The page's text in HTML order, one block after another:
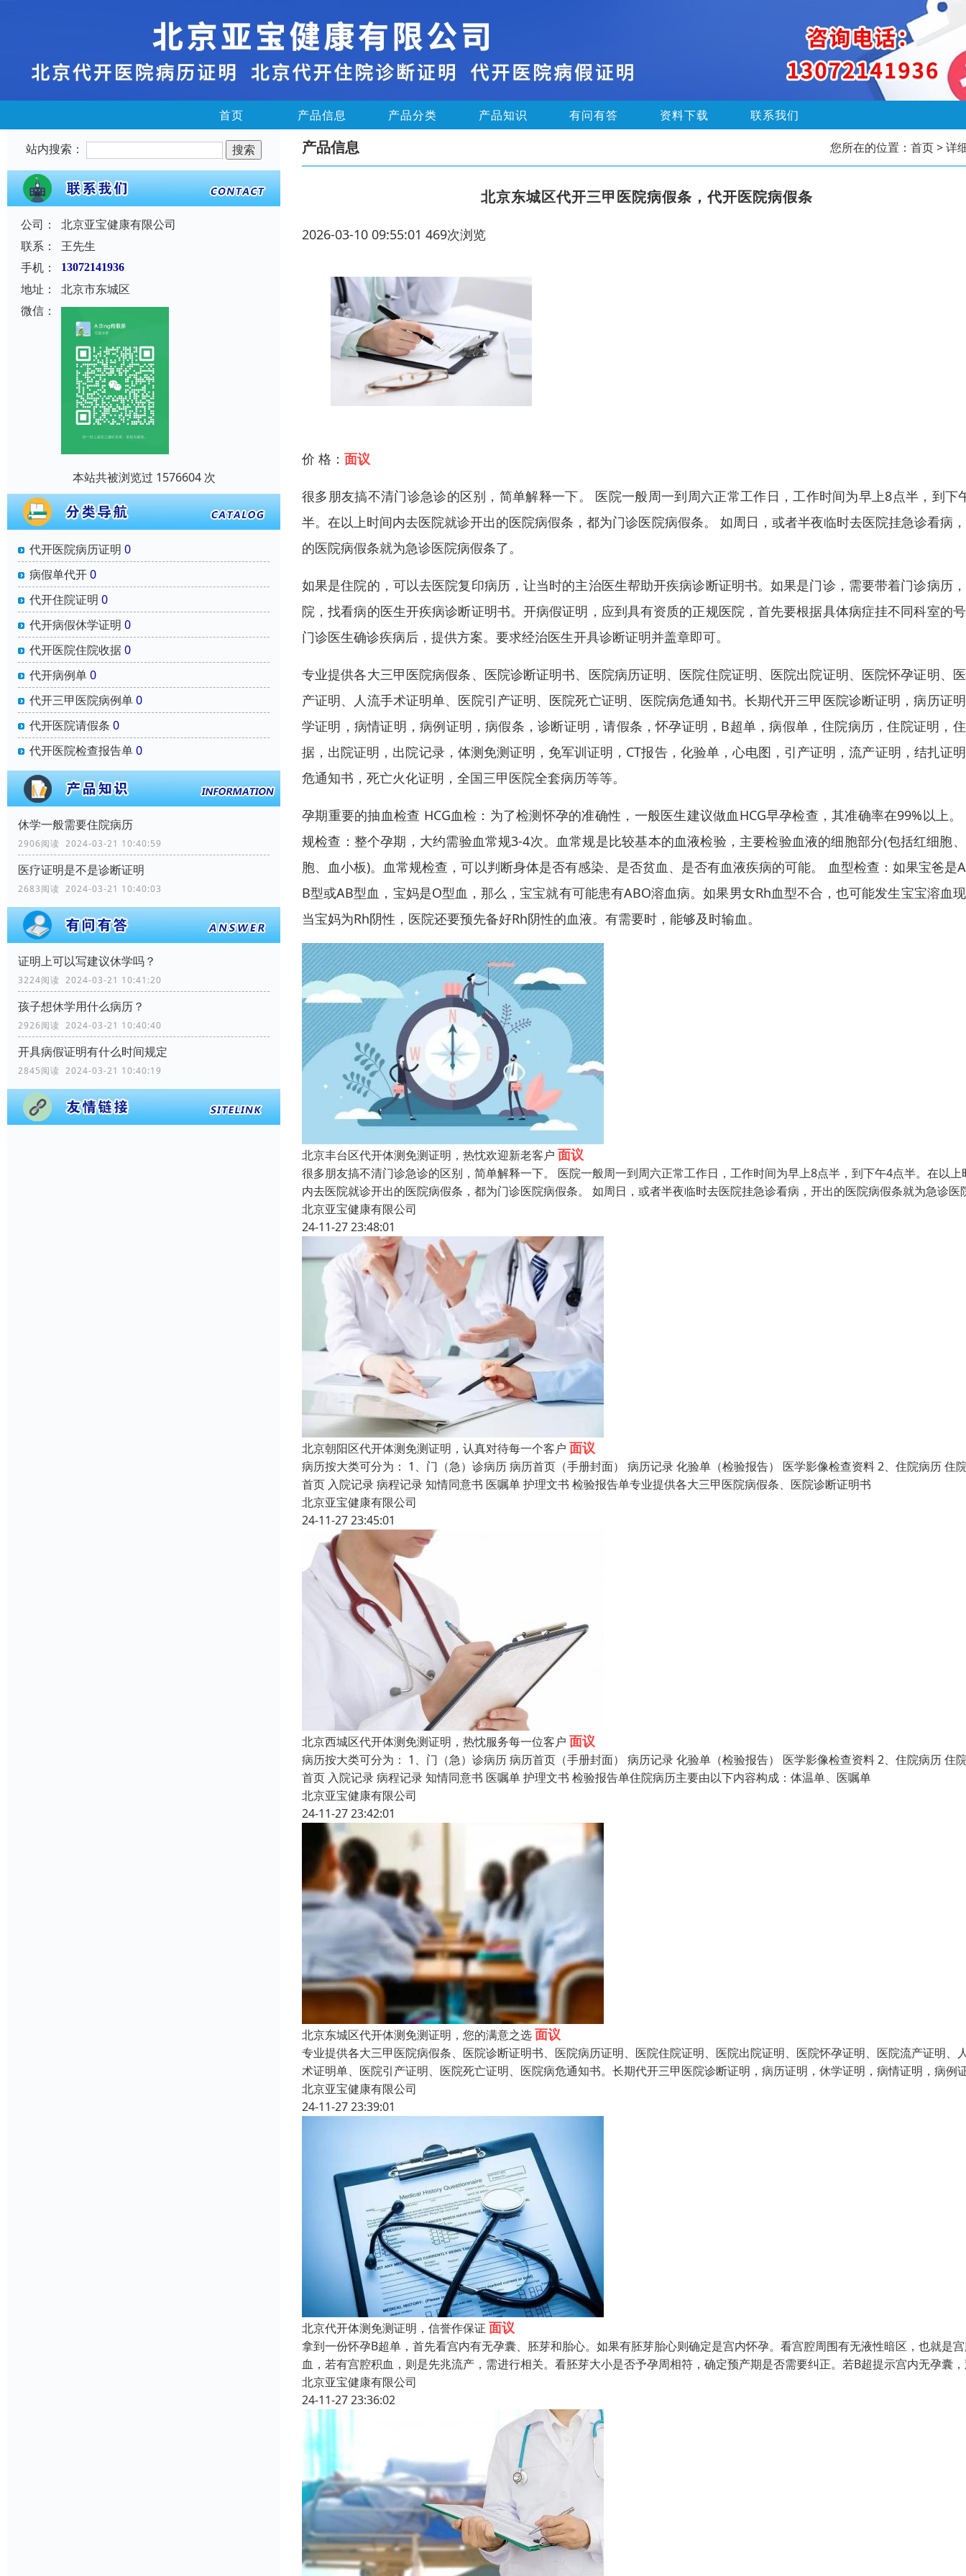
首页 产品信息 产品分类 产品知识 有问有答 资料下载 联系我们
站内搜索：
公司：
北京亚宝健康有限公司
联系：
王先生
手机：
13072141936
地址：
北京市东城区
微信：
本站共被浏览过 1576604 次
代开医院病历证明 0
病假单代开0
代开住院证明 0
代开病假休学证明 0
代开医院住院收据0
代开病例单0
代开三甲医院病例单0
代开医院请假条 0
代开医院检查报告单0
休学一般需要住院病历
2906阅读 2024-03-21 10:40:59
医疗证明是不是诊断证明
2683阅读 2024-03-21 10:40:03
证明上可以写建议休学吗？
3224阅读 2024-03-21 10:41:20
孩子想休学用什么病历？
2926阅读 2024-03-21 10:40:40
开具病假证明有什么时间规定
2845阅读 2024-03-21 10:40:19
产品信息 您所在的位置： 首页> 详
北京东城区代开三甲医院病假条，代开医院病假条
2026-03-10 09:55:01 469次浏览
价 格： 面议
很多朋友搞不清门诊急诊的区别，简单解释一下。 医院一般周一到周六正常工作日，工作时间为早上8点半，到下
半。在以上时间内去医院就诊开出的医院病假条，都为门诊医院病假条。 如周日，或者半夜临时去医院挂急诊看病
的医院病假条就为急诊医院病假条了。
如果是住院的，可以去医院复印病历，让当时的主治医生帮助开疾病诊断证明书。如果是门诊，需要带着门诊病历
院，找看病的医生开疾病诊断证明书。开病假证明，应到具有资质的正规医院，首先要根据具体病症挂不同科室的
门诊医生确诊疾病后，提供方案。要求经治医生开具诊断证明并盖章即可。
专业提供各大三甲医院病假条、医院诊断证明书、医院病历证明、医院住院证明、医院出院证明、医院怀孕证明、
产证明、人流手术证明单、医院引产证明、医院死亡证明、医院病危通知书。长期代开三甲医院诊断证明，病历证
学证明，病情证明，病例证明，病假条，诊断证明，请假条，怀孕证明，B超单，病假单，住院病历，住院证明，
据，出院证明，出院记录，体测免测证明，免军训证明，CT报告，化验单，心电图，引产证明，流产证明，结扎证
危通知书，死亡火化证明，全国三甲医院全套病历等等。
孕期重要的抽血检查 HCG血检：为了检测怀孕的准确性，一般医生建议做血HCG早孕检查，其准确率在99%以上。
规检查：整个孕期，大约需验血常规3-4次。血常规是比较基本的血液检验，主要检验血液的细胞部分(包括红细胞
胞、血小板)。血常规检查，可以判断身体是否有感染、是否贫血、是否有血液疾病的可能。 血型检查：如果宝爸是
B型或AB型血，宝妈是O型血，那么，宝宝就有可能患有ABO溶血病。如果男女Rh血型不合，也可能发生宝宝溶血
当宝妈为Rh阴性，医院还要预先备好Rh阴性的血液。有需要时，能够及时输血。
北京丰台区代开体测免测证明，热忱欢迎新老客户 面议
很多朋友搞不清门诊急诊的区别，简单解释一下。 医院一般周一到周六正常工作日，工作时间为早上8点半，到下午4点半。在以上
内去医院就诊开出的医院病假条，都为门诊医院病假条。 如周日，或者半夜临时去医院挂急诊看病，开出的医院病假条就为急诊医
北京亚宝健康有限公司
24-11-27 23:48:01
北京朝阳区代开体测免测证明，认真对待每一个客户 面议
病历按大类可分为： 1、门（急）诊病历 病历首页（手册封面） 病历记录 化验单（检验报告） 医学影像检查资料 2、住院病历 住
首页 入院记录 病程记录 知情同意书 医嘱单 护理文书 检验报告单专业提供各大三甲医院病假条、医院诊断证明书
北京亚宝健康有限公司
24-11-27 23:45:01
北京西城区代开体测免测证明，热忱服务每一位客户 面议
病历按大类可分为： 1、门（急）诊病历 病历首页（手册封面） 病历记录 化验单（检验报告） 医学影像检查资料 2、住院病历 住
首页 入院记录 病程记录 知情同意书 医嘱单 护理文书 检验报告单住院病历主要由以下内容构成：体温单、医嘱单
北京亚宝健康有限公司
24-11-27 23:42:01
北京东城区代开体测免测证明，您的满意之选面议
专业提供各大三甲医院病假条、医院诊断证明书、医院病历证明、医院住院证明、医院出院证明、医院怀孕证明、医院流产证明、
术证明单、医院引产证明、医院死亡证明、医院病危通知书。长期代开三甲医院诊断证明，病历证明，休学证明，病情证明，病例
北京亚宝健康有限公司
24-11-27 23:39:01
北京代开体测免测证明，信誉作保证 面议
拿到一份怀孕B超单，首先看宫内有无孕囊、胚芽和胎心。如果有胚芽胎心则确定是宫内怀孕。看宫腔周围有无液性暗区，也就是
血，若有宫腔积血，则是先兆流产，需进行相关。看胚芽大小是否予孕周相符，确定预产期是否需要纠正。若B超提示宫内无孕囊
北京亚宝健康有限公司
24-11-27 23:36:02